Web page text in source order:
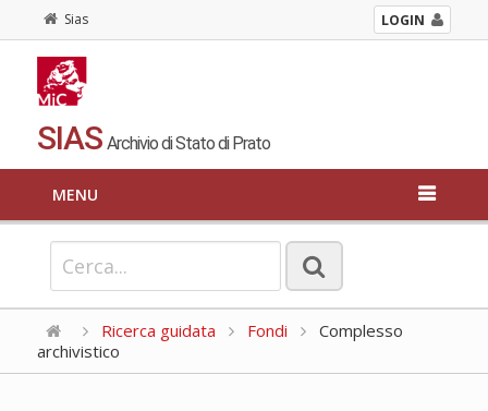
Sias LOGIN
SIAS Archivio di Stato di Prato
MENU
Ricerca guidata Fondi
Complesso
archivistico